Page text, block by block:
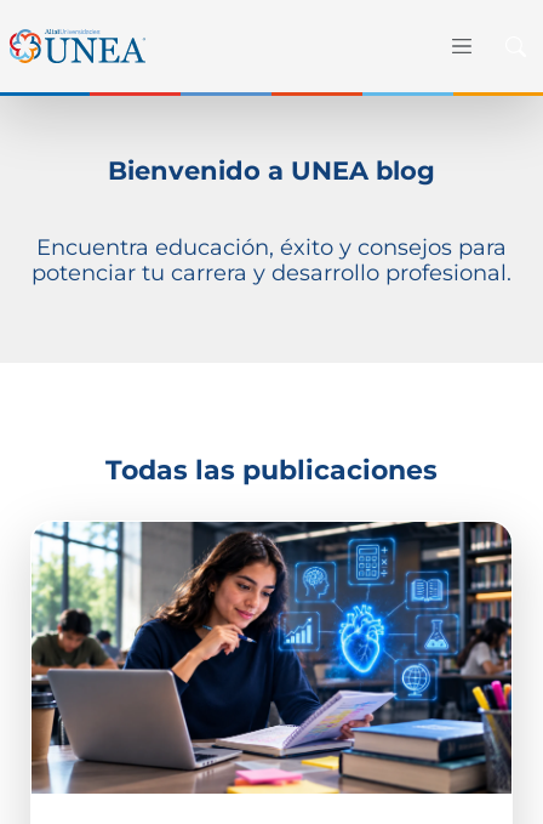
Bienvenido a UNEA blog
Encuentra educación, éxito y consejos para
potenciar tu carrera y desarrollo profesional.
Todas las publicaciones